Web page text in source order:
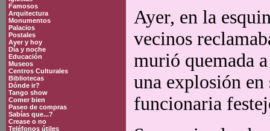
Famosos
Arquitectura
Monumentos
Palacios
Postales
Ayer y hoy
Día y noche
Educación
Museos
Centros Culturales
Bibliotecas
Dónde ir?
Tango show
Comer bien
Paseo de compras
Sabías que...?
Crease o no
Teléfonos útiles
Ayer, en la
vecinos
murió quemada
una explosión
funcionaria